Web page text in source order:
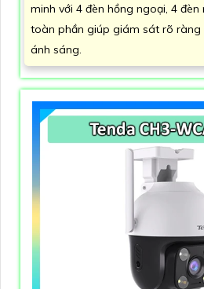
minh với 4 đèn hồng ngoại, 4
toàn phần giúp giám sát rõ ràng
ánh sáng.